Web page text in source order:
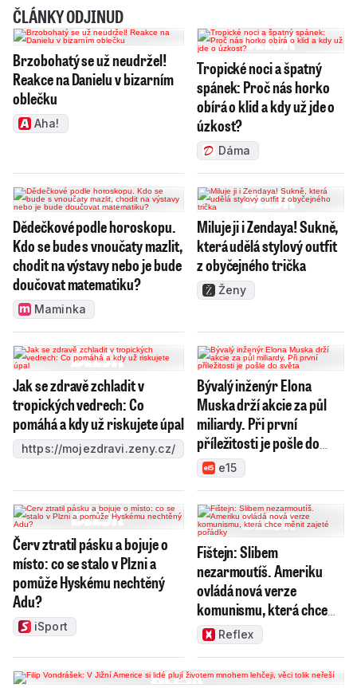
ČLÁNKY ODJINUD
Brzobohatý se už neudržel!
Reakce na Danielu v bizarním
oblečku
Aha!
Tropické noci a špatný
spánek: Proč nás horko
obírá o klid a kdy už jde o
úzkost?
Dáma
Dědečkové podle horoskopu.
Kdo se bude s vnoučaty mazlit,
chodit na výstavy nebo je bude
doučovat matematiku?
Maminka
Miluje ji i Zendaya! Sukně,
která udělá stylový outfit
z obyčejného trička
Ženy
Jak se zdravě zchladit v
tropických vedrech: Co
pomáhá a kdy už riskujete úpal
https://mojezdravi.zeny.cz/
Bývalý inženýr Elona
Muska drží akcie za půl
miliardy. Při první
příležitosti je pošle do
světae15
Červ ztratil pásku a bojuje o
místo: co se stalo v Plzni a
pomůže Hyskému nechtěný
Adu?
iSport
Fištejn: Slibem
nezarmoutíš. Ameriku
ovládá nová verze
komunismu, která chce
měnit zajeté pořádky
Reflex